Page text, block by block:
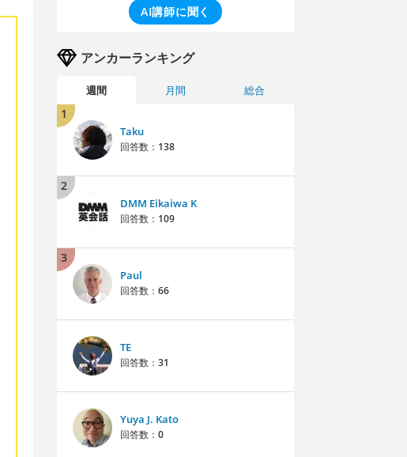
AI講師に聞く
アンカーランキング
週間 月間 総合
1
Taku
回答数： 138
2
DMM Eikaiwa K
回答数： 109
3
Paul
回答数： 66
TE
回答数： 31
Yuya J. Kato
回答数： 0